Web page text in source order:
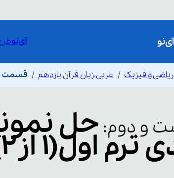
آی‌نو
ریاضی و فیزیک عربی،زبان قرآن یازدهم قسمت
و دوم:حل
اول(۱ از۲)